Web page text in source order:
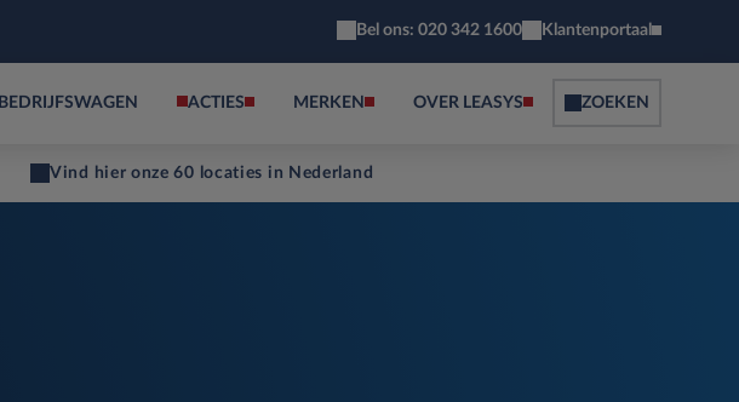
Bel ons: 020 342 1600 Klantenportaal
BEDRIJFSWAGEN ACTIES MERKEN OVER LEASYS ZOEKEN
Vind hier onze 60 locaties in Nederland